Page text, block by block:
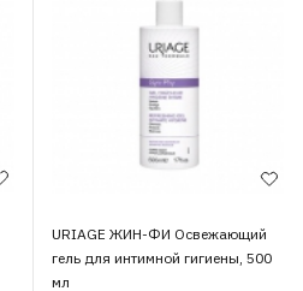
URIAGE ЖИН-ФИ Освежающий
гель для интимной гигиены, 500
мл